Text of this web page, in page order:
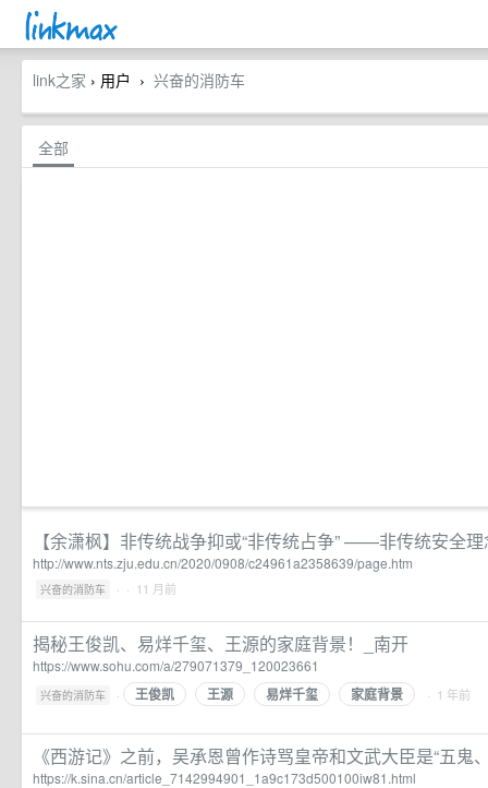
link之家 › 用户 › 兴奋的消防车
全部
【余潇枫】非传统战争抑或“非传统占争” ——非传统安全
http://www.nts.zju.edu.cn/2020/0908/c24961a2358639/page.htm
兴奋的消防车 · · 11 月前
揭秘王俊凯、易烊千玺、王源的家庭背景！_南开
https://www.sohu.com/a/279071379_120023661
兴奋的消防车 · 王俊凯 王源 易烊千玺 家庭背景 · 1 年前
《西游记》之前，吴承恩曾作诗骂皇帝和文武大臣是“五鬼
https://k.sina.cn/article_7142994901_1a9c173d500100iw81.html